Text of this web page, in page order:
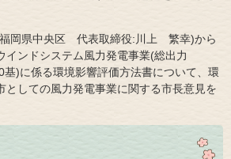
岡県中央区 代表取締役:川上 繁幸)から
インドシステム風力発電事業(総出力
)に係る環境影響評価方法書について、環
としての風力発電事業に関する市長意見を